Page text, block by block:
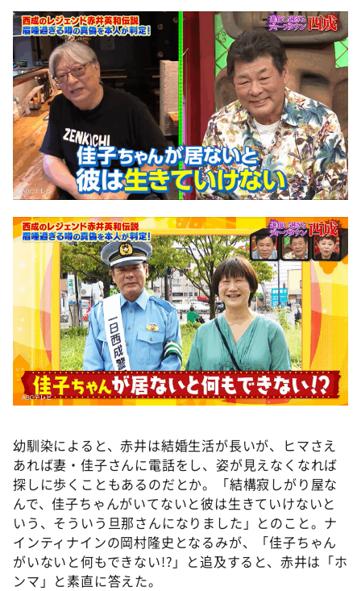
幼馴染によると、赤井は結婚生活が長いが、ヒマさえ
あれば妻・佳子さんに電話をし、姿が見えなくなれば
探しに歩くこともあるのだとか。「結構寂しがり屋な
んで、佳子ちゃんがいてないと彼は生きていけないと
いう、そういう旦那さんになりました」とのこと。ナ
インティナインの岡村隆史となるみが、「佳子ちゃん
がいないと何もできない!?」と追及すると、赤井は「ホ
ンマ」と素直に答えた。